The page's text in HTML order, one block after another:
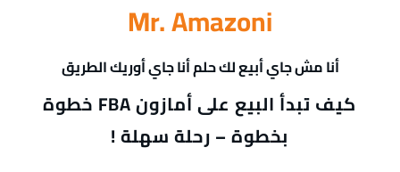
Mr. Amazoni
أنا مش جاي أبيع لك حلم أنا جاي أوريك الطريق
كيف تبدأ البيع على أمازون FBA خطوة
بخطوة – رحلة سهلة !